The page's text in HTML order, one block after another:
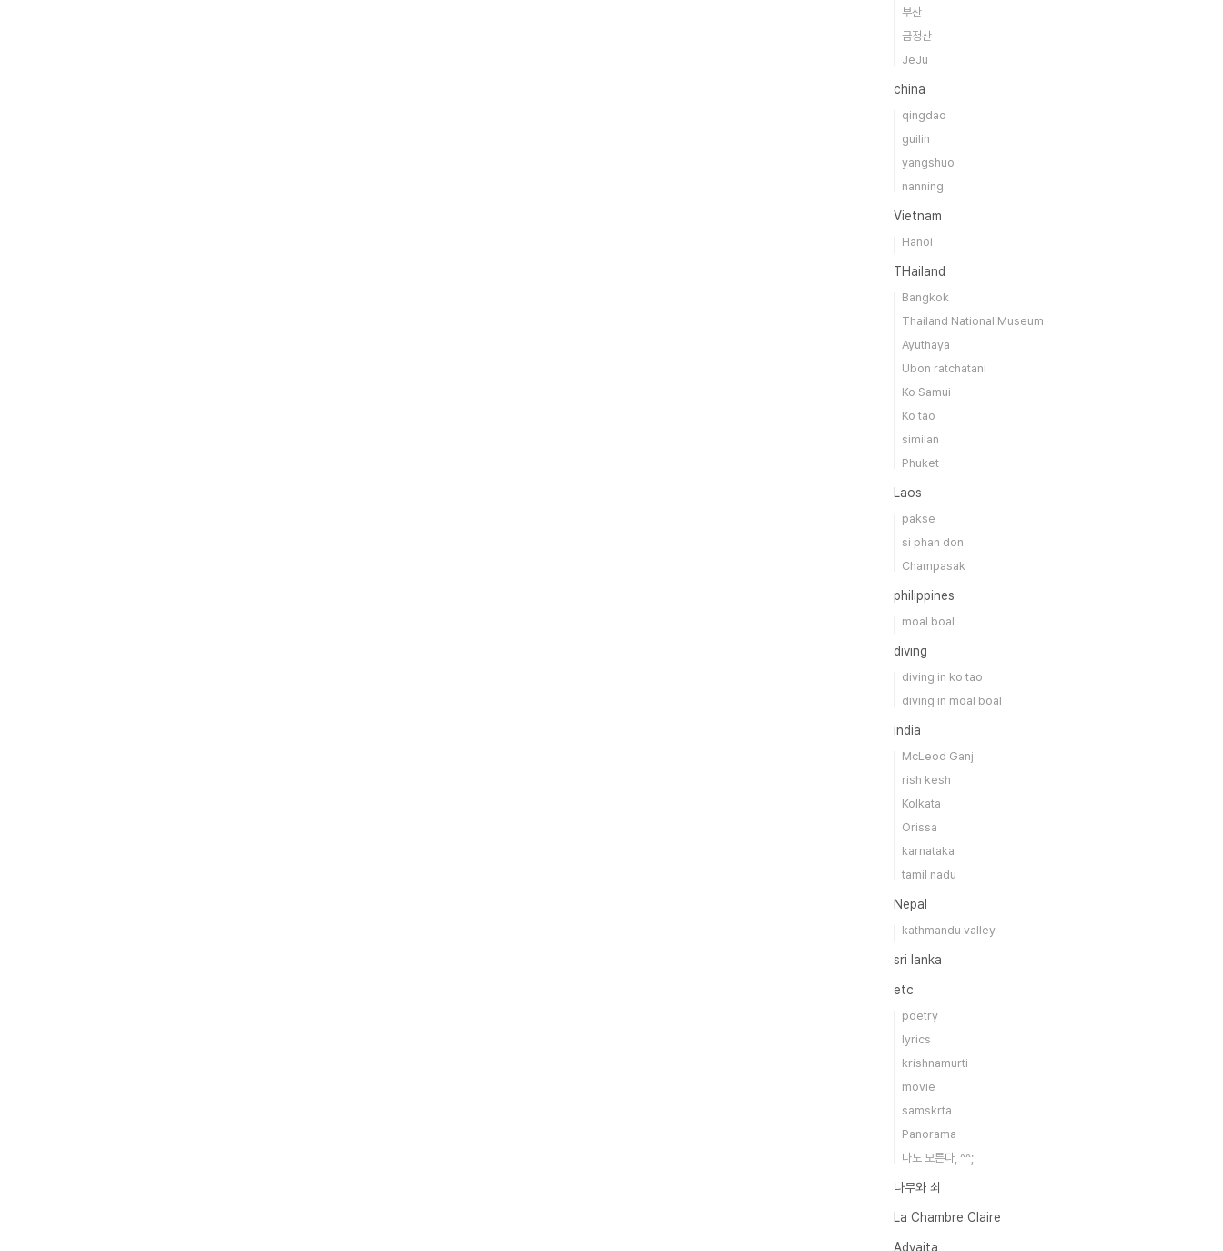
부산
금정산
JeJu
china
qingdao
guilin
yangshuo
nanning
Vietnam
Hanoi
THailand
Bangkok
Thailand National Museum
Ayuthaya
Ubon ratchatani
Ko Samui
Ko tao
similan
Phuket
Laos
pakse
si phan don
Champasak
philippines
moal boal
diving
diving in ko tao
diving in moal boal
india
McLeod Ganj
rish kesh
Kolkata
Orissa
karnataka
tamil nadu
Nepal
kathmandu valley
sri lanka
etc
poetry
lyrics
krishnamurti
movie
samskrta
Panorama
나도 모른다, ^^;
나무와 쇠
La Chambre Claire
Advaita